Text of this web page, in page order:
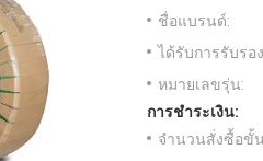
ชื่อแบรนด์:
ได้รับการรับรอ
หมายเลขรุ่น:
การชำระเงิน:
จำนวนสั่งซื้อขั้